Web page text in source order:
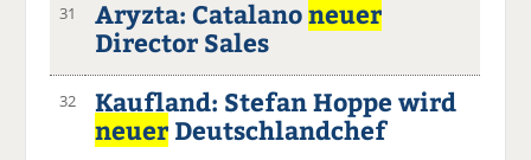
31 Aryzta: Catalanoneuer
Director Sales
32
Kaufland: Stefan Hoppe wird
neuer Deutschlandchef